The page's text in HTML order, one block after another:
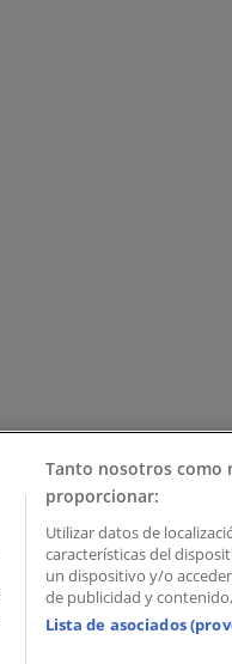
Tanto nosotros como
proporcionar:
Utilizar datos de
características del
un dispositivo y/o
de publicidad y
Lista de asociados